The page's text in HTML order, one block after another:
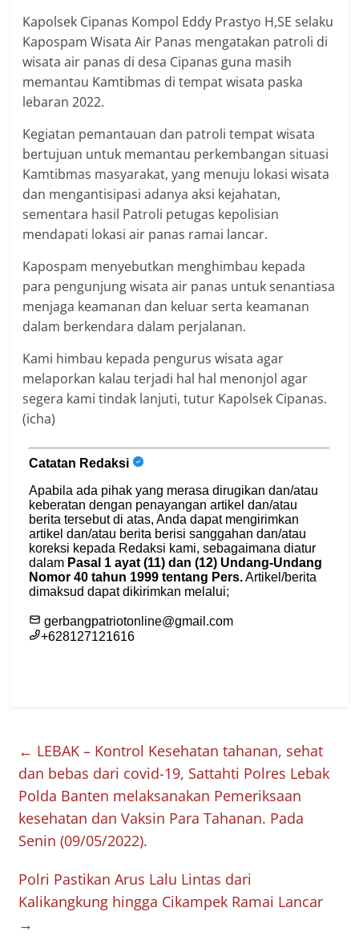
Kapolsek Cipanas Kompol Eddy Prastyo H,SE selaku
Kapospam Wisata Air Panas mengatakan patroli di
wisata air panas di desa Cipanas guna masih
memantau Kamtibmas di tempat wisata paska
lebaran 2022.
Kegiatan pemantauan dan patroli tempat wisata
bertujuan untuk memantau perkembangan situasi
Kamtibmas masyarakat, yang menuju lokasi wisata
dan mengantisipasi adanya aksi kejahatan,
sementara hasil Patroli petugas kepolisian
mendapati lokasi air panas ramai lancar.
Kapospam menyebutkan menghimbau kepada
para pengunjung wisata air panas untuk senantiasa
menjaga keamanan dan keluar serta keamanan
dalam berkendara dalam perjalanan.
Kami himbau kepada pengurus wisata agar
melaporkan kalau terjadi hal hal menonjol agar
segera kami tindak lanjuti, tutur Kapolsek Cipanas.
(icha)
← LEBAK – Kontrol Kesehatan tahanan, sehat
dan bebas dari covid-19, Sattahti Polres Lebak
Polda Banten melaksanakan Pemeriksaan
kesehatan dan Vaksin Para Tahanan. Pada
Senin (09/05/2022).
Polri Pastikan Arus Lalu Lintas dari
Kalikangkung hingga Cikampek Ramai Lancar
→